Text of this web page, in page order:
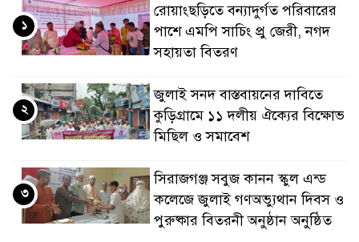
রোয়াংছড়িতে বন্যাদুর্গত পরিবারের
পাশে এমপি সাচিং প্রু জেরী, নগদ
সহায়তা বিতরণ
১
জুলাই সনদ বাস্তবায়নের দাবিতে
কুড়িগ্রামে ১১ দলীয় ঐক্যের বিক্ষোভ
মিছিল ও সমাবেশ
২
সিরাজগঞ্জ সবুজ কানন স্কুল এন্ড
কলেজে জুলাই গণঅভ্যুথান দিবস ও
পুরুষ্কার বিতরনী অনুষ্ঠান অনুষ্ঠিত
৩